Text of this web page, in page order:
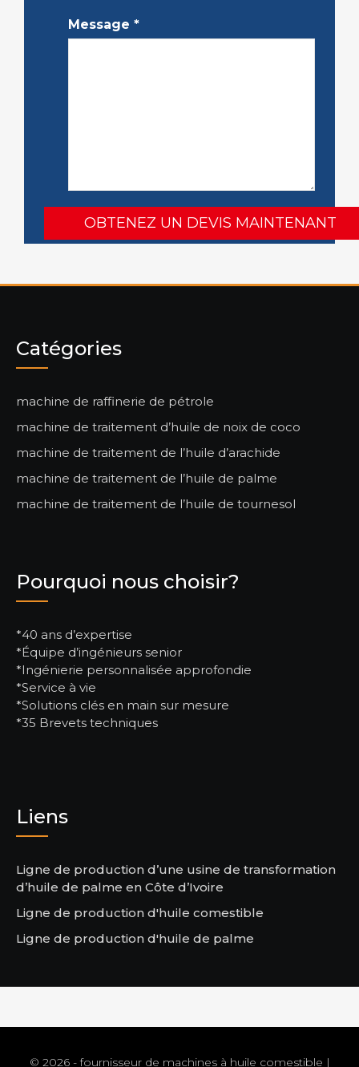
Message *
Catégories
machine de raffinerie de pétrole
machine de traitement d’huile de noix de coco
machine de traitement de l’huile d’arachide
machine de traitement de l’huile de palme
machine de traitement de l’huile de tournesol
Pourquoi nous choisir?
*40 ans d’expertise
*Équipe d’ingénieurs senior
*Ingénierie personnalisée approfondie
*Service à vie
*Solutions clés en main sur mesure
*35 Brevets techniques
Liens
Ligne de production d’une usine de transformation
d’huile de palme en Côte d’Ivoire
Ligne de production d'huile comestible
Ligne de production d'huile de palme
© 2026 - fournisseur de machines à huile comestible |